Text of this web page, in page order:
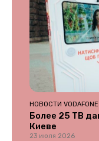
НОВОСТИ VODAFONE
Более 25 ТВ
Киеве
23 июля 2026